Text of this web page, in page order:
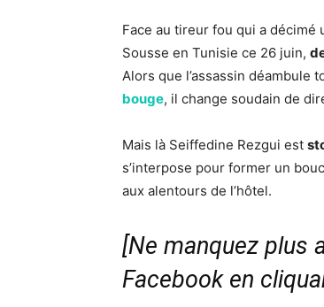
Face au tireur fou qui a
Sousse en Tunisie ce 26 juin,
Alors que l’assassin déambule
bouge, il change soudain de
Mais là Seiffedine Rezgui est
s’interpose pour former un
aux alentours de l’hôtel.
[Ne manquez plus
Facebook en